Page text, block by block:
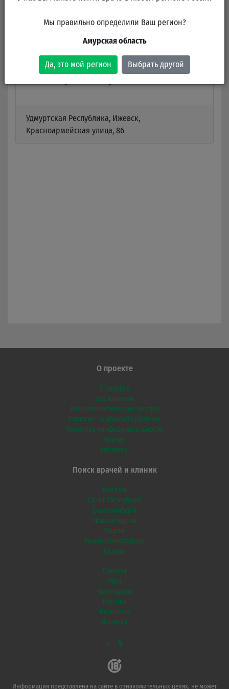
Клиники
Амбулатория Центральной районной
больницы
Удмуртская Республика, Ижевск,
Красноармейская улица, 86
О проекте
О проекте
Все клиники
Все диагностические центры
Согласие на обработку данных
Политика конфиденциальности
Журнал
Контакты
Поиск врачей и клиник
Москвы
Санкт-Петербурга
Екатеринбурга
Новосибирска
Перми
Нижнего Новгорода
Казани
Самары
Уфы
Краснодара
Ростова
Воронежа
Ижевска
VK
Информация представлена на сайте в ознакомительных целях, не может
Мы правильно определили Ваш регион?
Амурская область
Да, это мой регион Выбрать другой